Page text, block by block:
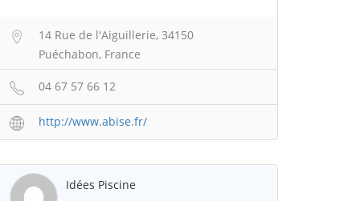
14 Rue de l'Aiguillerie, 34150
Puéchabon, France
04 67 57 66 12
http://www.abise.fr/
Idées Piscine